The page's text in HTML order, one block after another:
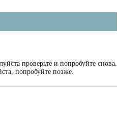
проверьте и попробуйте снова.
попробуйте позже.